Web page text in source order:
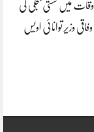
میں سستی بجلی کی
وزیر توانائی اویس